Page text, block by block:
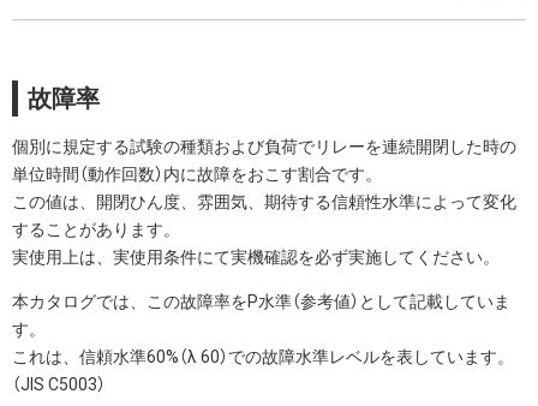
故障率
個別に規定する試験の種類および負荷でリレーを連続開閉した時の
単位時間（動作回数）内に故障をおこす割合です。
この値は、開閉ひん度、雰囲気、期待する信頼性水準によって変化
することがあります。
実使用上は、実使用条件にて実機確認を必ず実施してください。
本カタログでは、この故障率をP水準（参考値）として記載していま
す。
これは、信頼水準60%（λ 60）での故障水準レベルを表しています。
（JIS C5003）